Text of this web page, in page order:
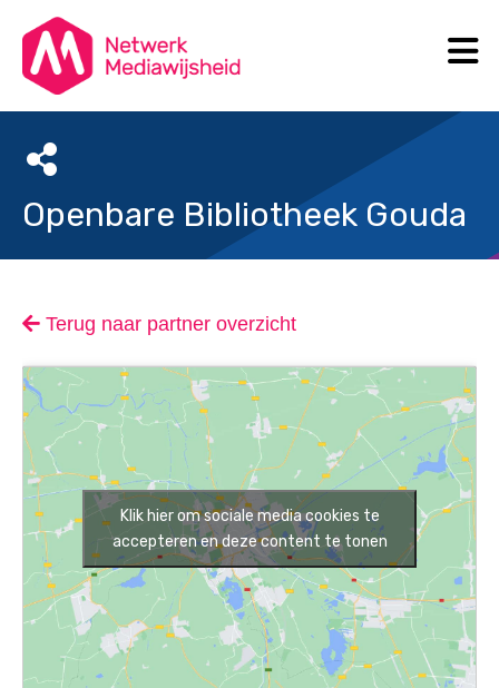
Openbare Bibliotheek Gouda
Terug naar partner overzicht
Klik hier om sociale media cookies te
accepteren en deze content te tonen